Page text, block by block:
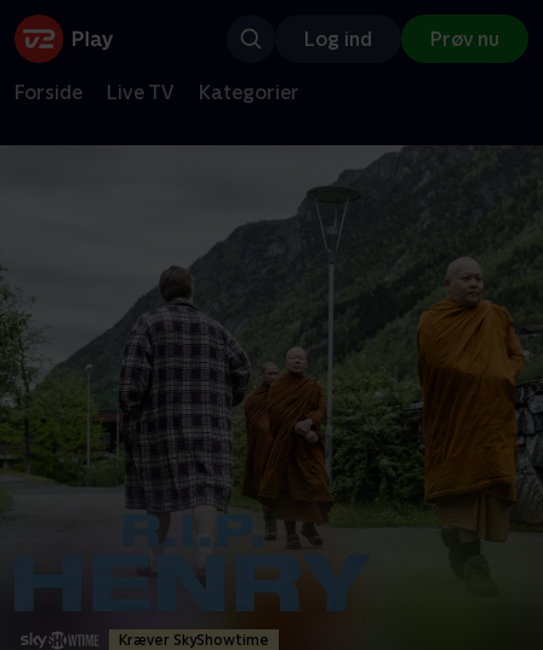
Log ind Prøv nu
Forside Live TV Kategorier
Kræver SkyShowtime